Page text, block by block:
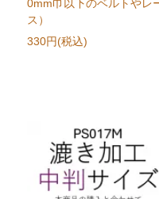
0mm巾以下のベルトやレ
ス）
330円(税込)